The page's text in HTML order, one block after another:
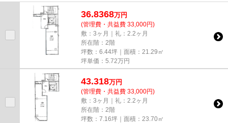
尚、弊社ではおとり広告は一切...
36.8368万円
(管理費・共益費 33,000円)
敷：3ヶ月｜礼：2.2ヶ月
所在階：2階
坪数：6.44坪｜面積：21.29㎡
坪単価： 5.72万円
43.318万円
(管理費・共益費 33,000円)
敷：3ヶ月｜礼：2.2ヶ月
所在階：2階
坪数：7.16坪｜面積：23.70㎡